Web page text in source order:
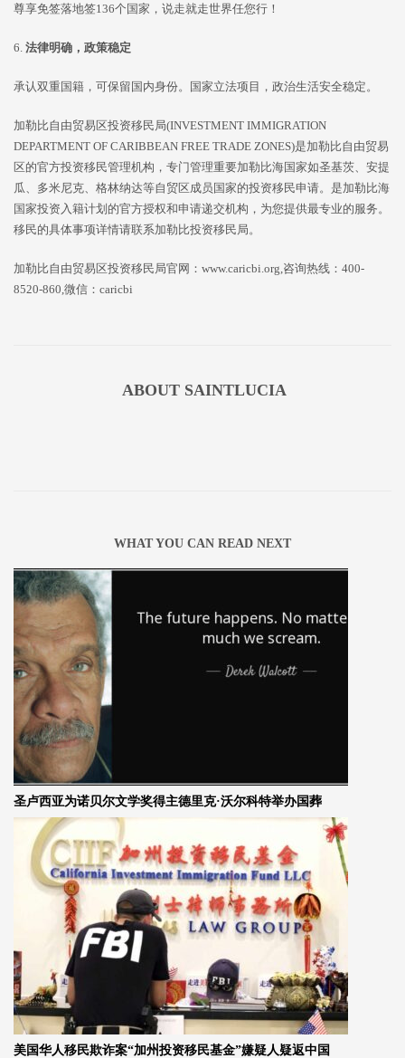
尊享免签落地签136个国家，说走就走世界任您行！
6. 法律明确，政策稳定
承认双重国籍，可保留国内身份。国家立法项目，政治生活安全稳定。
加勒比自由贸易区投资移民局(INVESTMENT IMMIGRATION
DEPARTMENT OF CARIBBEAN FREE TRADE ZONES)是加勒比自由贸易
区的官方投资移民管理机构，专门管理重要加勒比海国家如圣基茨、安提
瓜、多米尼克、格林纳达等自贸区成员国家的投资移民申请。是加勒比海
国家投资入籍计划的官方授权和申请递交机构，为您提供最专业的服务。
移民的具体事项详情请联系加勒比投资移民局。
加勒比自由贸易区投资移民局官网：www.caricbi.org,咨询热线：400-
8520-860,微信：caricbi
ABOUT SAINTLUCIA
WHAT YOU CAN READ NEXT
圣卢西亚为诺贝尔文学奖得主德里克·沃尔科特举办国葬
美国华人移民欺诈案“加州投资移民基金”嫌疑人疑返中国